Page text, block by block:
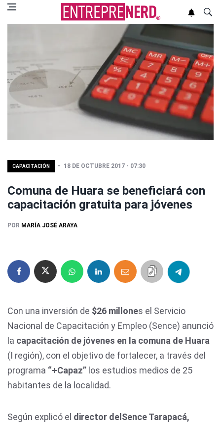
CAPACITACIÓN 18 DE OCTUBRE 2017 - 07:30
Comuna de Huara se beneficiará con
capacitación gratuita para jóvenes
POR MARÍA JOSÉ ARAYA
Con una inversión de $26 millones el Servicio
Nacional de Capacitación y Empleo (Sence) anunció
la capacitación de jóvenes en la comuna de Huara
(I región), con el objetivo de fortalecer, a través del
programa “+Capaz” los estudios medios de 25
habitantes de la localidad.
Según explicó el director delSence Tarapacá,